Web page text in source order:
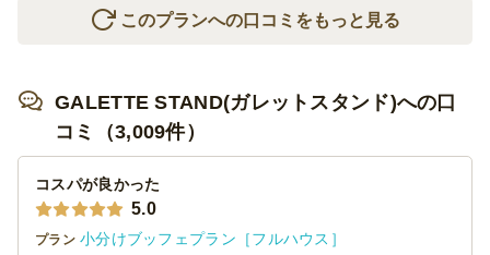
このプランへの口コミをもっと見る
GALETTE STAND(ガレットスタンド)への口
コミ（3,009件）
コスパが良かった
5.0
プラン 小分けブッフェプラン［フルハウス］